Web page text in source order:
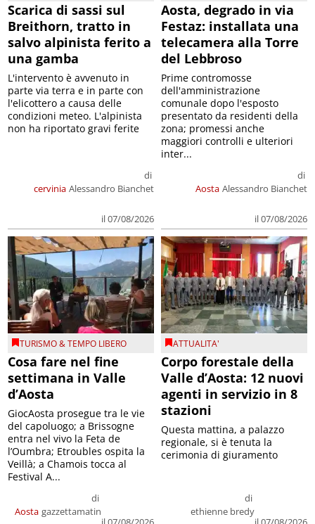
Scarica di sassi sul
Breithorn, tratto in
salvo alpinista ferito a
una gamba
cervinia
di
Alessandro Bianchet
il 07/08/2026
L'intervento è avvenuto in
parte via terra e in parte con
l'elicottero a causa delle
condizioni meteo. L'alpinista
non ha riportato gravi ferite
Aosta, degrado in via
Festaz: installata una
telecamera alla Torre
del Lebbroso
Aosta
di
Alessandro Bianchet
il 07/08/2026
Prime contromosse
dell'amministrazione
comunale dopo l'esposto
presentato da residenti della
zona; promessi anche
maggiori controlli e ulteriori
inter...
TURISMO & TEMPO LIBERO
Cosa fare nel fine
settimana in Valle
d’Aosta
Aosta
di
gazzettamatin
GiocAosta prosegue tra le vie
del capoluogo; a Brissogne
entra nel vivo la Feta de
l’Oumbra; Etroubles ospita la
Veillà; a Chamois tocca al
Festival A...
ATTUALITA'
Corpo forestale della
Valle d’Aosta: 12 nuovi
agenti in servizio in 8
stazioni
di
ethienne bredy
Questa mattina, a palazzo
regionale, si è tenuta la
cerimonia di giuramento